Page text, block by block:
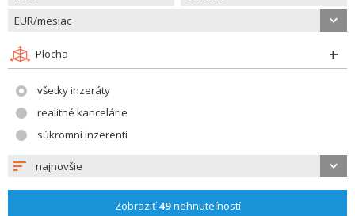
EUR/mesiac
Plocha
všetky inzeráty
realitné kancelárie
súkromní inzerenti
najnovšie
Zobraziť49nehnuteľností